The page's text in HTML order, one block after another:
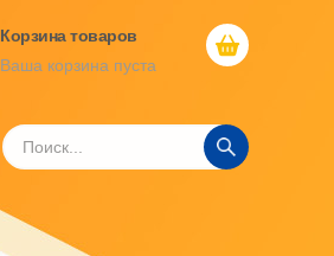
Корзина товаров
Ваша корзина пуста